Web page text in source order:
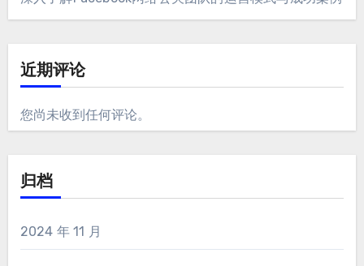
近期评论
您尚未收到任何评论。
归档
2024 年 11 月